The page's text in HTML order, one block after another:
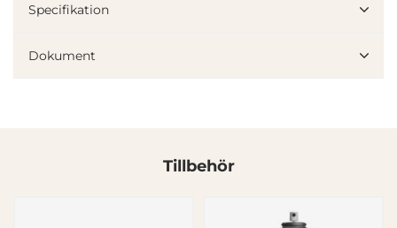
Specifikation
Dokument
Tillbehör